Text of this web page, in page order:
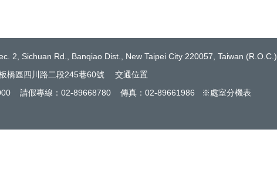
2, Sichuan Rd., Banqiao Dist., New Taipei City 220057, Taiwan (R.O.C.)
橋區四川路二段245巷60號 交通位置
請假專線：02-89668780 傳真：02-89661986 ※處室分機表